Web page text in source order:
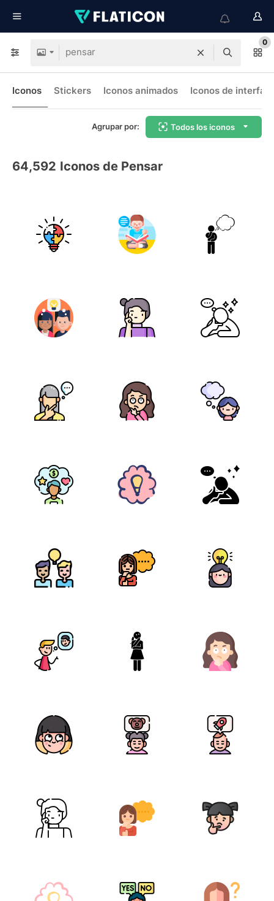
0
Iconos Stickers Iconos animados Iconos de interfaz
Agrupar por: Todos los iconos
64,592 Iconos de Pensar